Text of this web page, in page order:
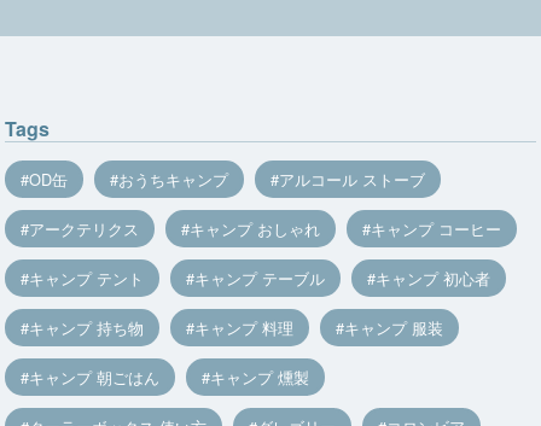
Tags
OD缶 おうちキャンプ アルコール ストーブ
アークテリクス キャンプ おしゃれ キャンプ コーヒー
キャンプ テント キャンプ テーブル キャンプ 初心者
キャンプ 持ち物 キャンプ 料理 キャンプ 服装
キャンプ 朝ごはん キャンプ 燻製